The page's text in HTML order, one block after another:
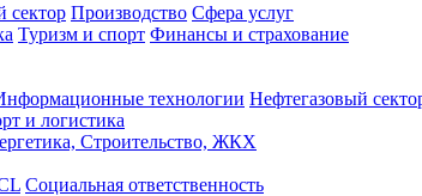
сектор Производство Сфера услуг
Туризм и спорт Финансы и страхование
технологии Нефтегазовый
и логистика
Строительство, ЖКХ
Социальная ответственность